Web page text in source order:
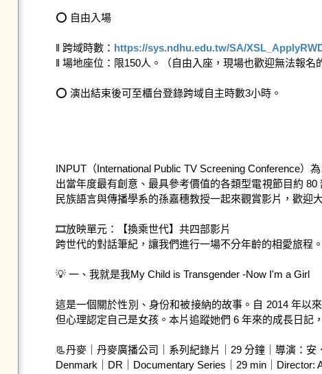
⭕ 自由入場
‖ 跨域時數： https://sys.ndhu.edu.tw/SA/
‖ 場地座位：限150人。（自由入座，現場也歡迎無法報名
⭕ 演出結束後可至櫃台登錄跨域自主時數3小時。
INPUT（International Public TV Screening Conference
出當年度最有創意、最具參考價值的各類型電視節目約
民族語言與傳播學系的孫嘉穗教授一起來觀賞影片，歡迎
🎞放映單元：【換乘世代】共四部影片
跨世代的對話筆紀，讓我們進行一場不分年齡的相愛旅程。
💡 一、我就是我My Child is Transgender -Now I'm a Girl
這是一個關於性別、身份和被接納的故事。自 2014 年以
但心理認定自己是女孩。本片追蹤她們 6 年來的成長日記
📃丹麥｜丹麥廣播公司｜系列紀錄片｜29 分鐘｜導演：安
Denmark｜DR｜Documentary Series｜29 min｜Director: